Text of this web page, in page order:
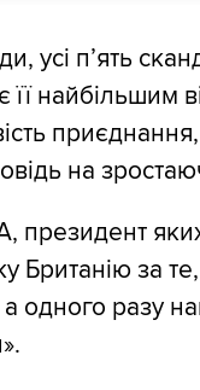
усі п’ять
її найбільшим
на
президент
Британію за
одного разу